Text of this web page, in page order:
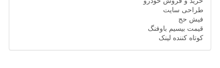
طراحی سایت
فیش حج
قیمت بیسیم باوفنگ
کوتاه کننده لینک